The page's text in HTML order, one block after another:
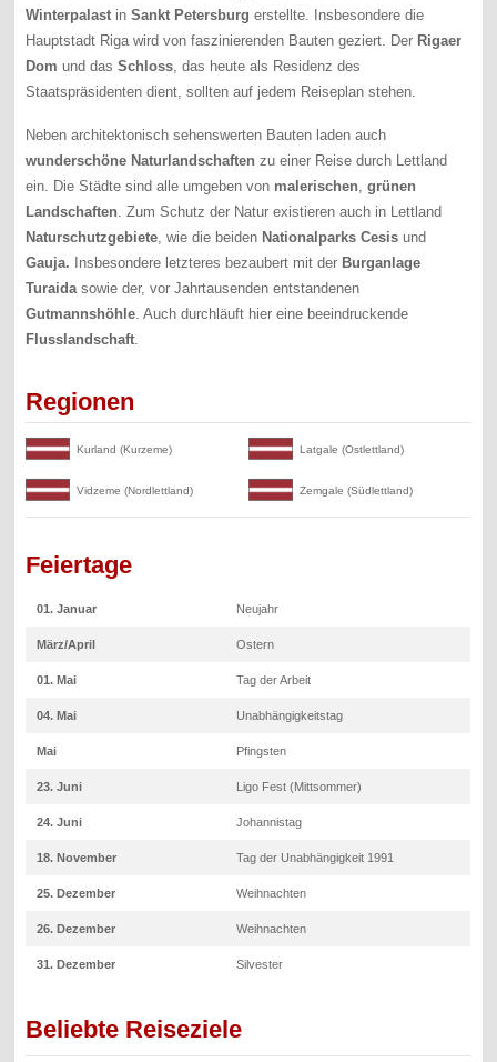
Winterpalast inSankt Petersburg erstellte. Insbesondere die
Hauptstadt Riga wird von faszinierenden Bauten geziert. Der Rigaer
Dom und dasSchloss, das heute als Residenz des
Staatspräsidenten dient, sollten auf jedem Reiseplan stehen.
Neben architektonisch sehenswerten Bauten laden auch
wunderschöne Naturlandschaften zu einer Reise durch Lettland
ein. Die Städte sind alle umgeben von malerischen,grünen
Landschaften. Zum Schutz der Natur existieren auch in Lettland
Naturschutzgebiete, wie die beiden Nationalparks Cesis und
Gauja. Insbesondere letzteres bezaubert mit der Burganlage
Turaidasowie der, vor Jahrtausenden entstandenen
Gutmannshöhle. Auch durchläuft hier eine beeindruckende
Flusslandschaft.
Regionen
Kurland (Kurzeme) Latgale (Ostlettland)
Vidzeme (Nordlettland) Zemgale (Südlettland)
Feiertage
01. Januar Neujahr
März/April Ostern
01. Mai Tag der Arbeit
04. Mai Unabhängigkeitstag
Mai Pfingsten
23. Juni Ligo Fest (Mittsommer)
24. Juni Johannistag
18. November Tag der Unabhängigkeit 1991
25. Dezember Weihnachten
26. Dezember Weihnachten
31. Dezember Silvester
Beliebte Reiseziele